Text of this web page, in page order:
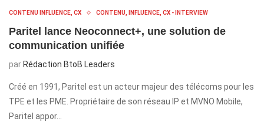
CONTENU INFLUENCE, CX CONTENU, INFLUENCE, CX - INTERVIEW
Paritel lance Neoconnect+, une solution de
communication unifiée
par Rédaction BtoB Leaders
Créé en 1991, Paritel est un acteur majeur des télécoms pour les
TPE et les PME. Propriétaire de son réseau IP et MVNO Mobile,
Paritel appor…